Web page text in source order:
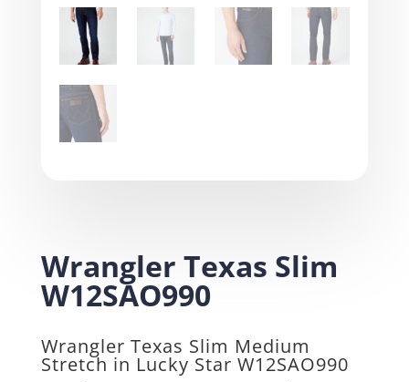
Wrangler Texas Slim
W12SAO990
Wrangler Texas Slim Medium
Stretch in Lucky Star W12SAO990